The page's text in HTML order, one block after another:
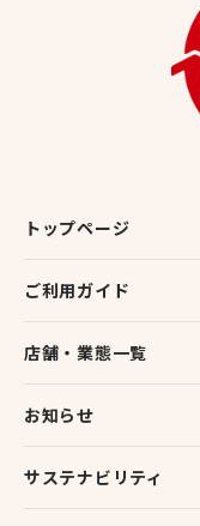
トップページ
ご利用ガイド
店舗・業態一覧
お知らせ
サステナビリティ